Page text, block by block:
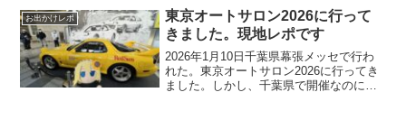
いなかったのでストリートビューにてレ
トロ自販機が置い...
お出かけレポ
東京オートサロン2026に行って
きました。現地レポです
2026年1月10日千葉県幕張メッセで行わ
れた。東京オートサロン2026に行ってき
ました。しかし、千葉県で開催なのに